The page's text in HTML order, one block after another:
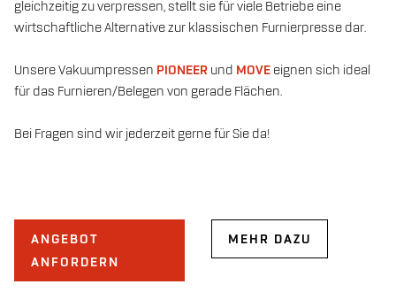
gleichzeitig zu verpressen, stellt sie für viele Betriebe eine
wirtschaftliche Alternative zur klassischen Furnierpresse dar.
Unsere Vakuumpressen PIONEER und MOVE eignen sich ideal
für das Furnieren/Belegen von gerade Flächen.
Bei Fragen sind wir jederzeit gerne für Sie da!
ANGEBOT
ANFORDERN
MEHR DAZU